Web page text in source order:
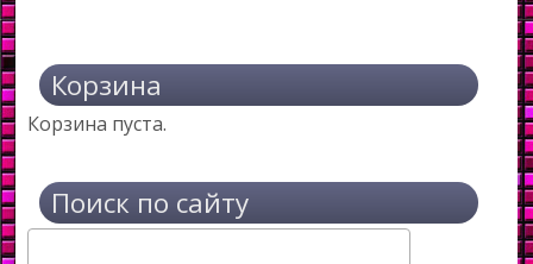
Корзина
Корзина пуста.
Поиск по сайту